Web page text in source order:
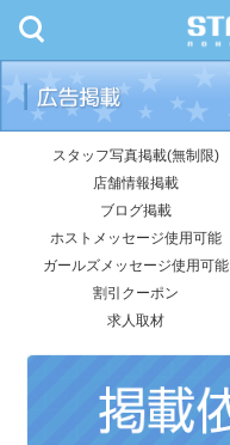
九州・沖縄 北海道・東北
toggle
navigation
スタッフ写真掲載(無制限)
店舗情報掲載
ブログ掲載
ホストメッセージ使用可能
ガールズメッセージ使用可能
割引クーポン
求人取材